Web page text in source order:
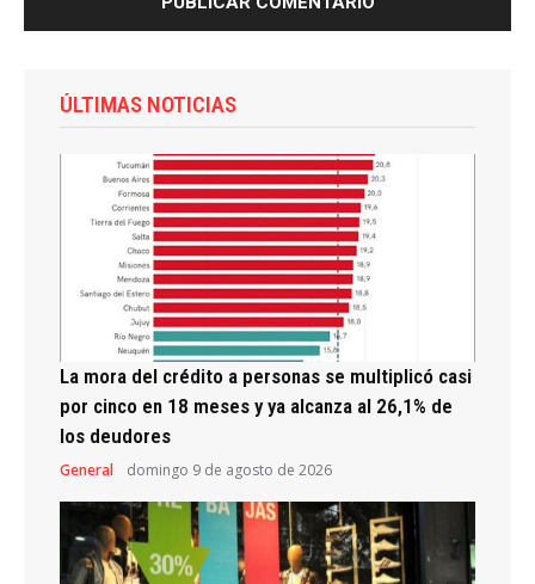
ÚLTIMAS NOTICIAS
La mora del crédito a personas se multiplicó casi
por cinco en 18 meses y ya alcanza al 26,1% de
los deudores
General domingo 9 de agosto de 2026